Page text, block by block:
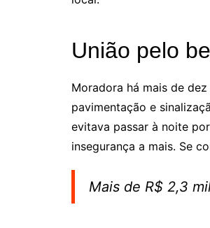
União pelo
Moradora há mais de
pavimentação e
evitava passar à noite
insegurança a mais. Se
Mais de R$ 2,3